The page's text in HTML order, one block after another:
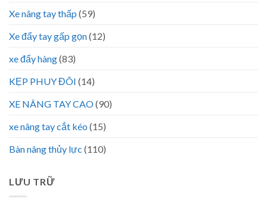
Xe nâng tay thấp (59)
Xe đẩy tay gấp gọn(12)
xe đẩy hàng(83)
KẸP PHUY ĐÔI (14)
XE NÂNG TAY CAO(90)
xe nâng tay cắt kéo (15)
Bàn nâng thủy lực (110)
LƯU TRỮ